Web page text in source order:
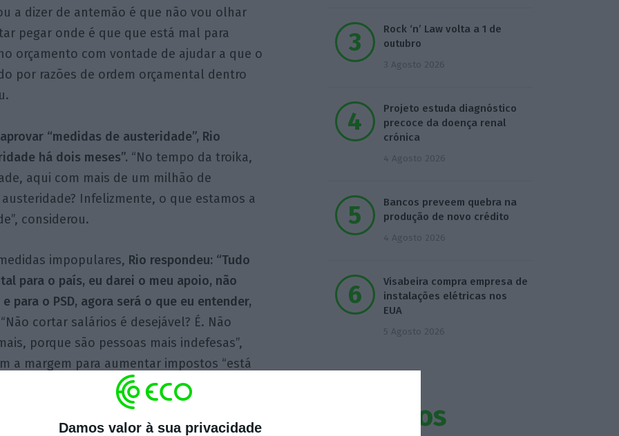
Damos valor à sua privacidade
a dizer de antemão é que não vou olhar
pegar onde é que que está mal para
orçamento com vontade de ajudar a que o
por razões de ordem orçamental dentro
“medidas de austeridade”, Rio
há dois meses”. “No tempo da troika,
aqui com mais de um milhão de
Infelizmente, o que estamos a
considerou.
impopulares, Rio respondeu: “Tudo
para o país, eu darei o meu apoio, não
o PSD, agora será o que eu entender,
cortar salários é desejável? É. Não
porque são pessoas mais indefesas”,
a margem para aumentar impostos “está
quatro anos os subiu “sem necessidade”.
e económica vir a provocar uma crise
Rock ‘n’ Law volta a 1 de
outubro
3 Agosto 2026
Projeto estuda diagnóstico
precoce da doença renal
crónica
4 Agosto 2026
Bancos preveem quebra na
produção de novo crédito
4 Agosto 2026
Visabeira compra empresa de
instalações elétricas nos
EUA
5 Agosto 2026
Eventos